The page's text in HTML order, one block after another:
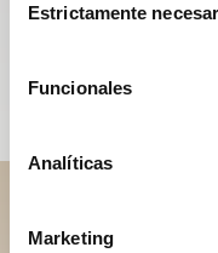
Estrictamente
Funcionales
Analíticas
Marketing